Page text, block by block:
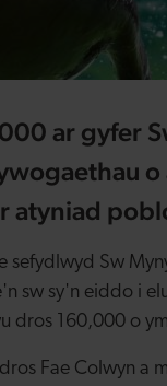
ar gyfer
atyniad
sefydlwyd Sw
sw sy'n eiddo i
dros 160,000 o
Fae Colwyn a